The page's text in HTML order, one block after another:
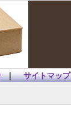
｜ サイトマップ